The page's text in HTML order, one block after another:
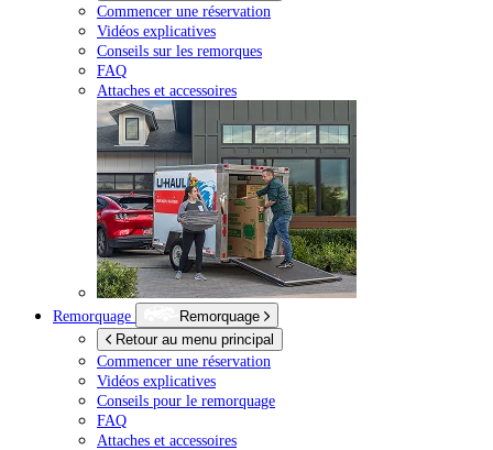
Commencer une réservation
Vidéos explicatives
Conseils sur les remorques
FAQ
Attaches et accessoires
Remorquage
Remorquage
Retour au menu principal
Commencer une réservation
Vidéos explicatives
Conseils pour le remorquage
FAQ
Attaches et accessoires